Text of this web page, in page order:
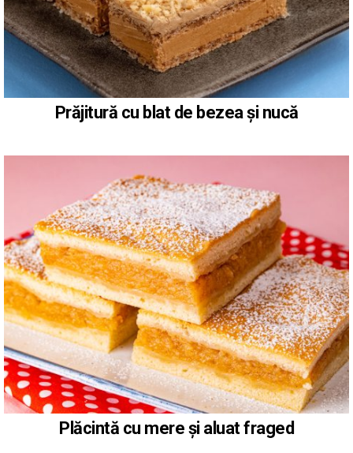
Prăjitură cu blat de bezea și nucă
Plăcintă cu mere și aluat fraged